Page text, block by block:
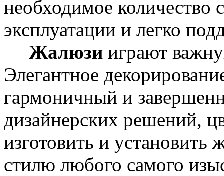
необходимое количество
эксплуатации и легко
Жалюзи играют
Элегантное
гармоничный и
дизайнерских решений,
изготовить и
стилю любого самого